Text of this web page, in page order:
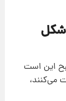
شکل
این است
می‌کنند،